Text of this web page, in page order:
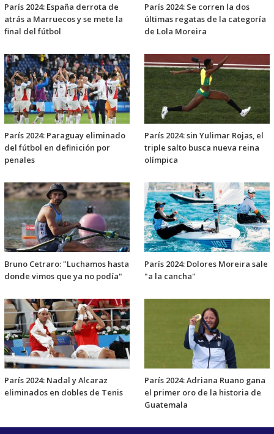
París 2024: España derrota de
atrás a Marruecos y se mete la
final del fútbol
París 2024: Se corren la dos
últimas regatas de la categoría
de Lola Moreira
París 2024: Paraguay eliminado
del fútbol en definición por
penales
París 2024: sin Yulimar Rojas, el
triple salto busca nueva reina
olímpica
Bruno Cetraro: "Luchamos hasta
donde vimos que ya no podía"
París 2024: Dolores Moreira sale
"a la cancha"
París 2024: Nadal y Alcaraz
eliminados en dobles de Tenis
París 2024: Adriana Ruano gana
el primer oro de la historia de
Guatemala